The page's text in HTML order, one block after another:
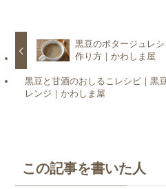
黒豆のポタージュレ
作り方｜かわしま屋
黒豆と甘酒のおしるこレシピ｜黒
レンジ｜かわしま屋
この記事を書いた人